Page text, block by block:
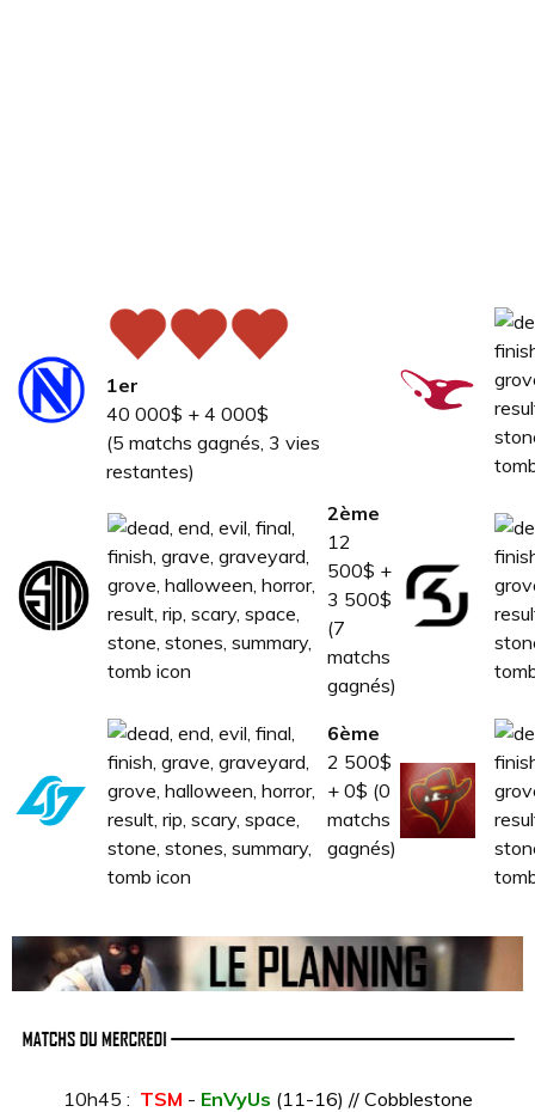
1er
40 000$ + 4 000$
(5 matchs gagnés, 3 vies
restantes)
2ème
12
500$ +
3 500$
(7
matchs
gagnés)
6ème
2 500$
+ 0$ (0
matchs
gagnés)
10h45 : TSM - EnVyUs (11-16) // Cobblestone